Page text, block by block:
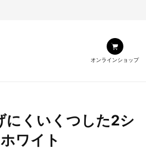
オンラインショップ
にくいくつした2シ
ワイト